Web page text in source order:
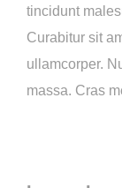
tincidunt
Curabitur sit
ullamcorper.
massa. Cras